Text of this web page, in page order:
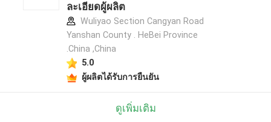
ละเอียดผู้ผลิต
Wuliyao Section Cangyan Road
Yanshan County . HeBei Province
.China ,China
5.0
ผู้ผลิตได้รับการยืนยัน
ดูเพิ่มเติม